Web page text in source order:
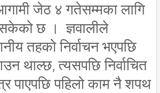
जेठ ४ गतेसम्मका लागि
छ । ज्ञवालीले
तहको निर्वाचन भएपछि
थाल्छ, त्यसपछि निर्वाचित
पाएपछि पहिलो काम नै शपथ